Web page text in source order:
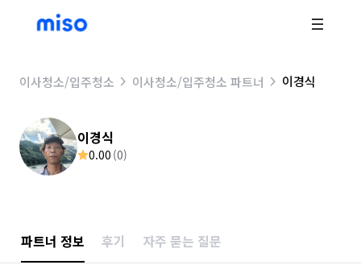
이사청소/입주청소 이사청소/입주청소 파트너 이경식
이경식
0.00 (0)
파트너 정보 후기 자주 묻는 질문